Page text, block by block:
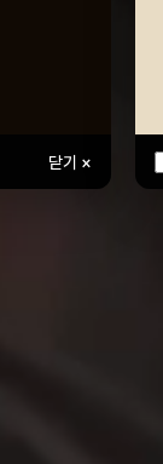
닫기 ×